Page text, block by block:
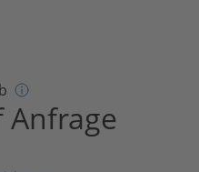
Anfrage